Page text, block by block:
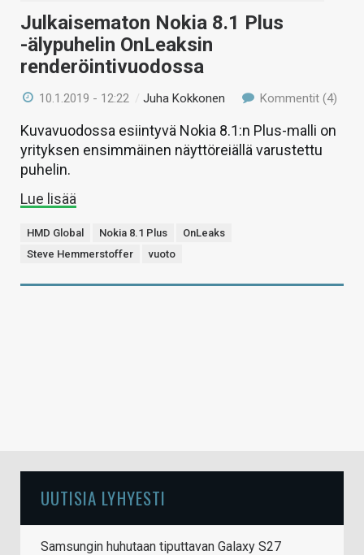
Julkaisematon Nokia 8.1 Plus
-älypuhelin OnLeaksin
renderöintivuodossa
10.1.2019 - 12:22 /Juha Kokkonen Kommentit (4)
Kuvavuodossa esiintyvä Nokia 8.1:n Plus-malli on
yrityksen ensimmäinen näyttöreiällä varustettu
puhelin.
Lue lisää
HMD Global Nokia 8.1 Plus
OnLeaks
Steve Hemmerstoffer
vuoto
UUTISIA LYHYESTI
Samsungin huhutaan tiputtavan Galaxy S27